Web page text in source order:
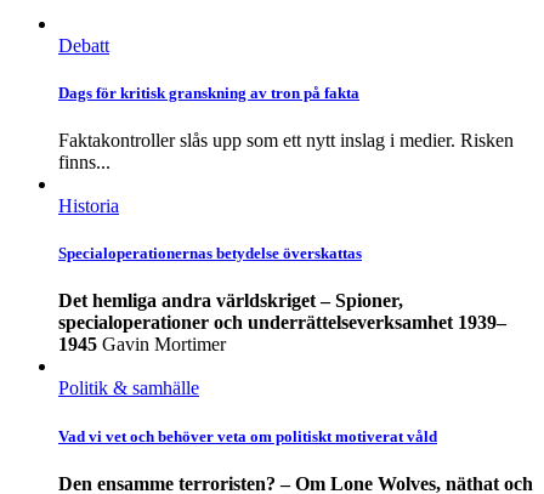
Debatt
Dags för kritisk granskning av tron på fakta
Faktakontroller slås upp som ett nytt inslag i medier. Risken
finns...
Historia
Specialoperationernas betydelse överskattas
Det hemliga andra världskriget – Spioner,
specialoperationer och underrättelseverksamhet 1939–
1945 Gavin Mortimer
Politik & samhälle
Vad vi vet och behöver veta om politiskt motiverat våld
Den ensamme terroristen? – Om Lone Wolves, näthat och